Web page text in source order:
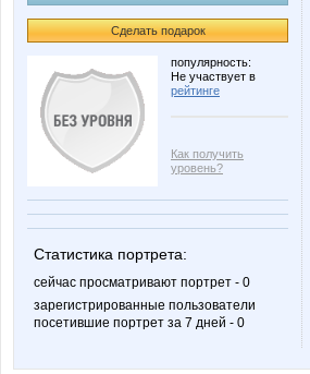
Сделать подарок
популярность:
Не участвует в
рейтинге
Как получить
уровень?
Статистика портрета:
сейчас просматривают портрет - 0
зарегистрированные пользователи
посетившие портрет за 7 дней - 0